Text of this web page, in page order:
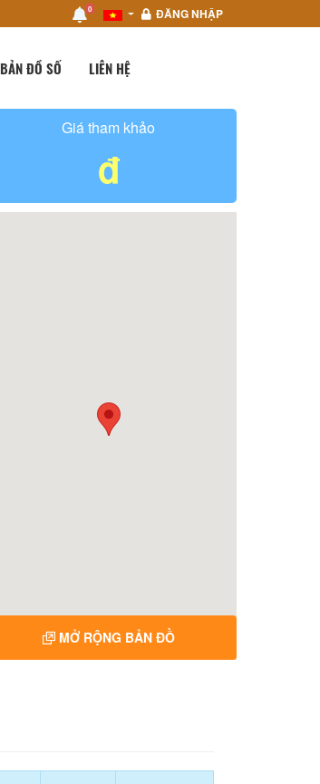
0 ĐĂNG NHẬP
BẢN ĐỒ SỐ LIÊN HỆ
Giá tham khảo
đ
MỞ RỘNG BẢN ĐỒ